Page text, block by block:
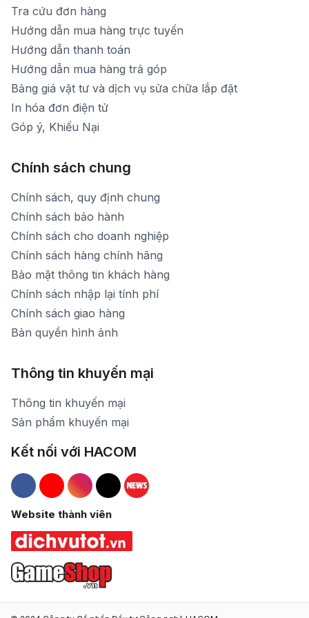
Tra cứu đơn hàng
Hướng dẫn mua hàng trực tuyến
Hướng dẫn thanh toán
Hướng dẫn mua hàng trả góp
Bảng giá vật tư và dịch vụ sửa chữa lắp đặt
In hóa đơn điện tử
Góp ý, Khiếu Nại
Chính sách chung
Chính sách, quy định chung
Chính sách bảo hành
Chính sách cho doanh nghiệp
Chính sách hàng chính hãng
Bảo mật thông tin khách hàng
Chính sách nhập lại tính phí
Chính sách giao hàng
Bản quyền hình ảnh
Thông tin khuyến mại
Thông tin khuyến mại
Sản phẩm khuyến mại
Kết nối với HACOM
Hacom Facebook
Hacom YouTube
Hacom Instagram
Hacom TikTok
Website thành viên